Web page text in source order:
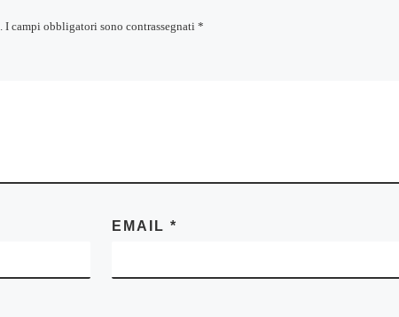
I campi obbligatori sono contrassegnati *
EMAIL *